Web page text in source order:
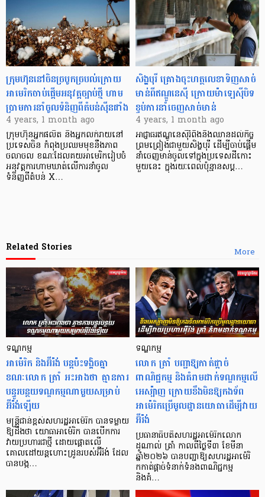
ក្រុមហ៊ុននៅចិនច្របូកច្របល់ក្រោយ
អាមេរិកចាប់ផ្តើមអនុវត្តច្បាប់ថ្មី ហាម
ប្រាមការនាំចូលទំនិញពីតំបន់ស៊ីនជាំង
4 years, 1 month ago
ក្រុមហ៊ុនអ្នកផលិត និងអ្នកលក់រាយនៅ
ប្រទេសចិន កំពុងប្រឈមមុខនឹងភាព
ចលាចល ខណៈដែលគយអាមេរិករៀបចំ
អនុវត្តការហាមឃាត់លើការនាំចូល
ទំនិញពីតំបន់ X…
សិង្ហបុរី គ្រោងចុះហត្ថលេខាទិញសាច់
មាន់ពីឥណ្ឌូនេស៊ី ក្រោយម៉ាឡេស៊ីបិទ
ខ្ទប់ការនាំចេញសាច់មាន់
4 years, 1 month ago
អាជ្ញាធរឥណ្ឌូនេស៊ីរំពឹងនឹងឈានដល់កិច្ច
ព្រមព្រៀងជាមួយសិង្ហបុរី ដើម្បីចាប់ផ្តើម
នាំចេញមាន់ចូលទៅក្នុងប្រទេសដីកោះ
មួយនេះ ក្នុងរយៈពេលប៉ុន្មានសប្ត…
More
Related Stories
ទណ្ឌកម្ម
អាម៉េរិក និងអ៊ីរ៉ង់ បន្តប៉ះទង្គិចគ្នា
ខណៈលោក ត្រាំ អះអាងថា គ្មានការ
បន្ធូរបន្ថយទណ្ឌកម្មណាមួយសម្រាប់
អ៊ីរ៉ង់ឡើយ
មន្ត្រីជាន់ខ្ពស់សហរដ្ឋអាម៉េរិក បានទម្លាយ
ឱ្យដឹងថា យោធាអាម៉េរិក បានបើកការ
វាយប្រហារជាថ្មី ដោយផ្តោតលើ
គោលដៅយន្តហោះដ្រូនរបស់អ៊ីរ៉ង់ ដែល
បានបង្ក…
ទណ្ឌកម្ម
លោក ត្រាំ បញ្ជាឱ្យកាត់ផ្ដាច់
ពាណិជ្ជកម្ម និងគំរាមដាក់ទណ្ឌកម្មលើ
អេស្ប៉ាញ ក្រោយខឹងមិនឱ្យកងទ័ព
អាម៉េរិកប្រើមូលដ្ឋានយោធាដើម្បីវាយ
អ៊ីរ៉ង់
ប្រធានាធិបតីសហរដ្ឋអាម៉េរិកលោក
ដូណាល់ ត្រាំ កាលពីថ្ងៃទី៣ ខែមីនា
ឆ្នាំ២០២៦ បានបញ្ជាឱ្យសហរដ្ឋអាម៉េរិ
កកាត់ផ្ដាច់ទំនាក់ទំនងពាណិជ្ជកម្ម
និងគំ…